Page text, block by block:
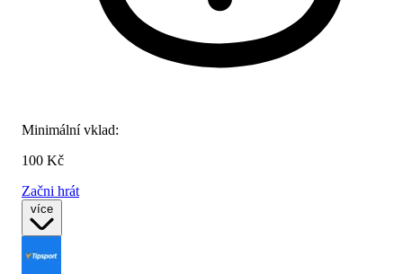
Minimální vklad:
100 Kč
Začni hrát
více